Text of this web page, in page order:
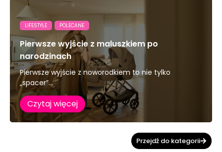
LIFESTYLE POLECANE
Pierwsze wyjście z maluszkiem po
narodzinach
Pierwsze wyjście z noworodkiem to nie tylko
„spacer”...
Czytaj więcej
Przejdź do kategorii